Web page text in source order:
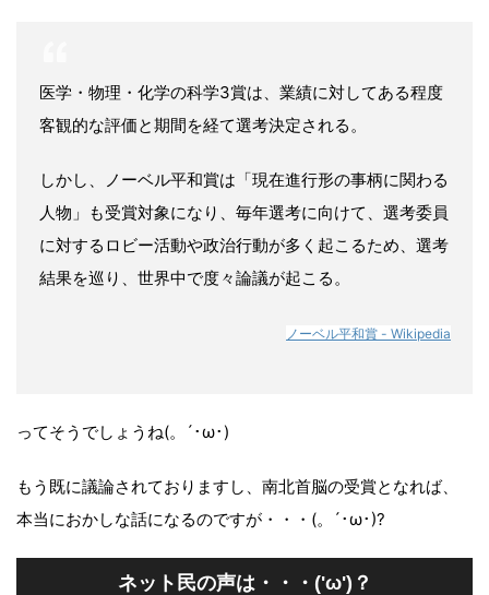
医学・物理・化学の科学3賞は、業績に対してある程度
客観的な評価と期間を経て選考決定される。
しかし、ノーベル平和賞は「現在進行形の事柄に関わる
人物」も受賞対象になり、毎年選考に向けて、選考委員
に対するロビー活動や政治行動が多く起こるため、選考
結果を巡り、世界中で度々論議が起こる。
ノーベル平和賞 - Wikipedia
ってそうでしょうね(。´･ω･)
もう既に議論されておりますし、南北首脳の受賞となれば、
本当におかしな話になるのですが・・・(。´･ω･)?
ネット民の声は・・・('ω')？